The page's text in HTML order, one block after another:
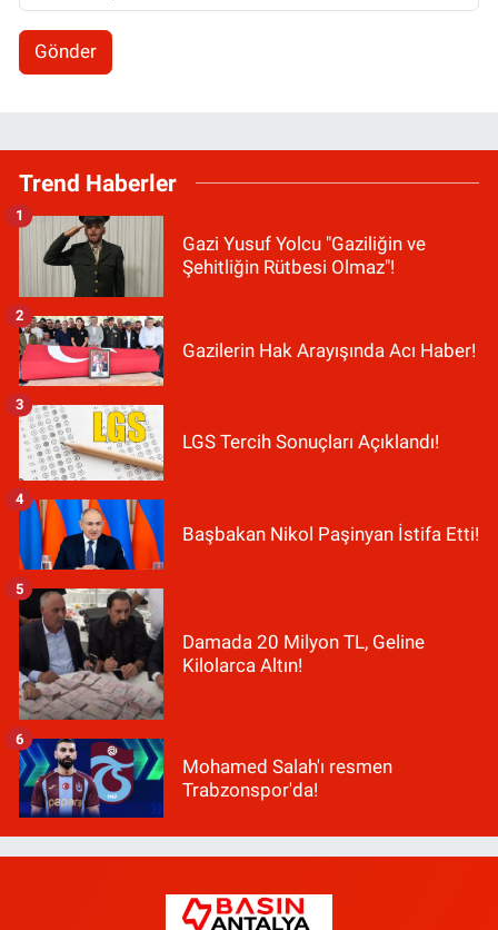
Gönder
Trend Haberler
Gazi Yusuf Yolcu "Gaziliğin ve
Şehitliğin Rütbesi Olmaz"!
1
Gazilerin Hak Arayışında Acı Haber!
2
LGS Tercih Sonuçları Açıklandı!
3
Başbakan Nikol Paşinyan İstifa Etti!
4
Damada 20 Milyon TL, Geline
Kilolarca Altın!
5
Mohamed Salah'ı resmen
Trabzonspor'da!
6